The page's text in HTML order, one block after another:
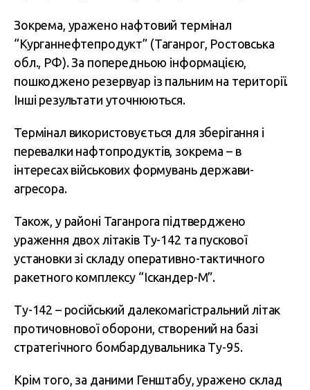
Зокрема, уражено нафтовий термінал
“Курганнефтепродукт” (Таганрог, Ростовська
обл., РФ). За попередньою інформацією,
пошкоджено резервуар із пальним на території.
Інші результати уточнюються.
Термінал використовується для зберігання і
перевалки нафтопродуктів, зокрема – в
інтересах військових формувань держави-
агресора.
Також, у районі Таганрога підтверджено
ураження двох літаків Ту-142 та пускової
установки зі складу оперативно-тактичного
ракетного комплексу “Іскандер-М”.
Ту-142 – російський далекомагістральний літак
протичовнової оборони, створений на базі
стратегічного бомбардувальника Ту-95.
Крім того, за даними Генштабу, уражено склад